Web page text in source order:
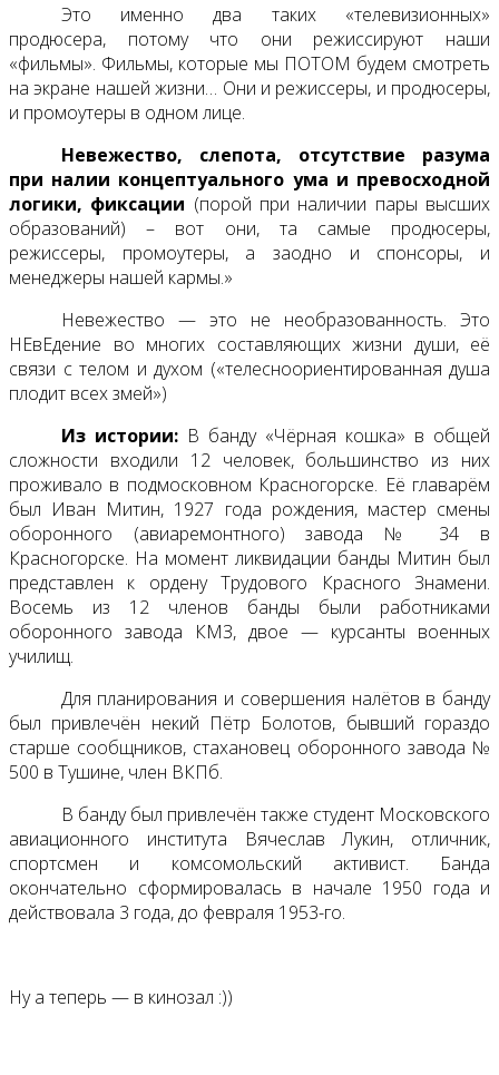
Это именно два таких «телевизионных»
продюсера, потому что они режиссируют наши
«фильмы». Фильмы, которые мы ПОТОМ будем смотреть
на экране нашей жизни… Они и режиссеры, и продюсеры,
и промоутеры в одном лице.
Невежество, слепота, отсутствие разума
при налии концептуального ума и превосходной
логики, фиксации (порой при наличии пары высших
образований) – вот они, та самые продюсеры,
режиссеры, промоутеры, а заодно и спонсоры, и
менеджеры нашей кармы.»
Невежество — это не необразованность. Это
НЕвЕдение во многих составляющих жизни души, её
связи с телом и духом («телесноориентированная душа
плодит всех змей»)
Из истории:В банду «Чёрная кошка» в общей
сложности входили 12 человек, большинство из них
проживало в подмосковном Красногорске. Её главарём
был Иван Митин, 1927 года рождения, мастер смены
оборонного (авиаремонтного) завода № 34 в
Красногорске. На момент ликвидации банды Митин был
представлен к ордену Трудового Красного Знамени.
Восемь из 12 членов банды были работниками
оборонного завода КМЗ, двое — курсанты военных
училищ.
Для планирования и совершения налётов в банду
был привлечён некий Пётр Болотов, бывший гораздо
старше сообщников, стахановец оборонного завода №
500 в Тушине, член ВКПб.
В банду был привлечён также студент Московского
авиационного института Вячеслав Лукин, отличник,
спортсмен и комсомольский активист. Банда
окончательно сформировалась в начале 1950 года и
действовала 3 года, до февраля 1953-го.
Ну а теперь — в кинозал :))